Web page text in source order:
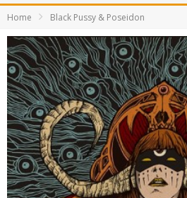
Home Black Pussy & Poseidon